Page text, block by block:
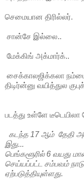
செமையான திரில்லர்.
சான்சே இல்லை..
மேக்கிங் அக்மார்க்..
சைக்காலஜிக்கலா
திடிர்ன்னு வயித்துல
படத்து உள்ளே டீடெயிலா
கடந்த 17 ஆம் தேதி
இது...
பெங்களூரில் 6 வயது
செய்ய‌ப்பட்ட சம்பவம்
ஏற்படுத்தியுள்ளது.